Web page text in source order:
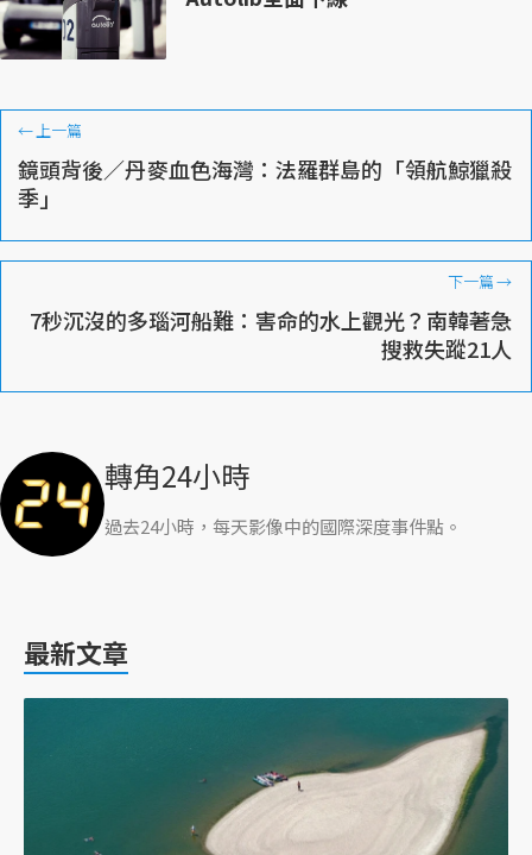
←上一篇
鏡頭背後／丹麥血色海灣：法羅群島的「領航鯨獵殺
季」
下一篇→
7秒沉沒的多瑙河船難：害命的水上觀光？南韓著急
搜救失蹤21人
轉角24小時
過去24小時，每天影像中的國際深度事件點。
最新文章